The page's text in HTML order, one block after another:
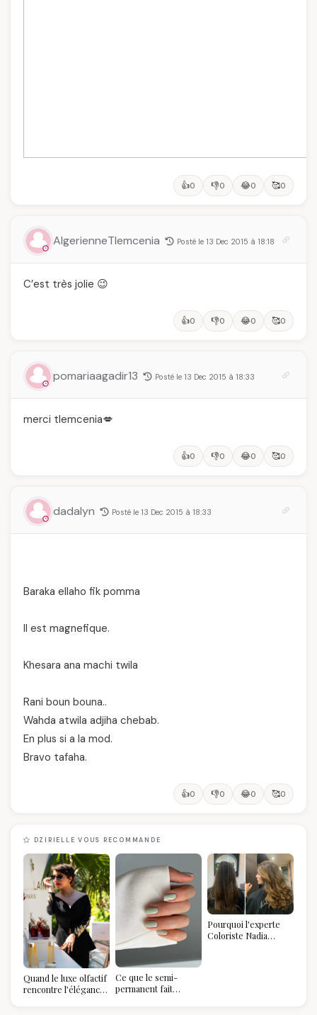
👍0 👎0 😂0 🥰0
AlgerienneTlemcenia Posté le 13 Dec 2015 à 18:18
C’est très jolie 😉
👍0 👎0 😂0 🥰0
pomariaagadir13 Posté le 13 Dec 2015 à 18:33
merci tlemcenia💋
👍0 👎0 😂0 🥰0
dadalyn Posté le 13 Dec 2015 à 18:33
Baraka ellaho fik pomma
Il est magnefique.
Khesara ana machi twila
Rani boun bouna..
Wahda atwila adjiha chebab.
En plus si a la mod.
Bravo tafaha.
👍0 👎0 😂0 🥰0
DZIRIELLE VOUS RECOMMANDE
Quand le luxe olfactif
rencontre l’élégance
Ce que le semi-
permanent fait
Pourquoi l'experte
Coloriste Nadia